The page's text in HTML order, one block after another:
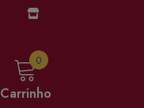
Carrinho
00 items